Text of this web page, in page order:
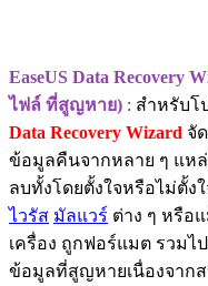
EaseUS Data Recovery
ไฟล์ ที่สูญหาย) : สำหรับโ
Data Recovery Wizard จั
ข้อมูลคืนจากหลาย ๆ แหล่
ลบทั้งโดยตั้งใจหรือไม่ตั้ง
ไวรัส มัลแวร์ ต่าง ๆ หรือ
เครื่อง ถูกฟอร์แมต รวมไ
ข้อมูลที่สูญหายเนื่องจากส